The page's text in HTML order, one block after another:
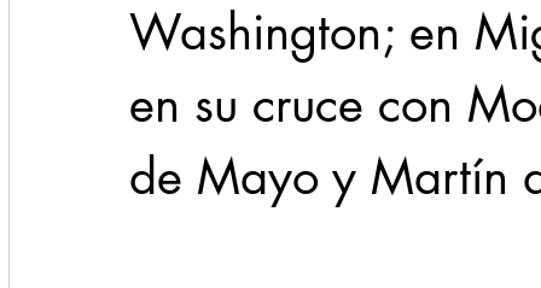
Washington; en
en su cruce con
de Mayo y Martín